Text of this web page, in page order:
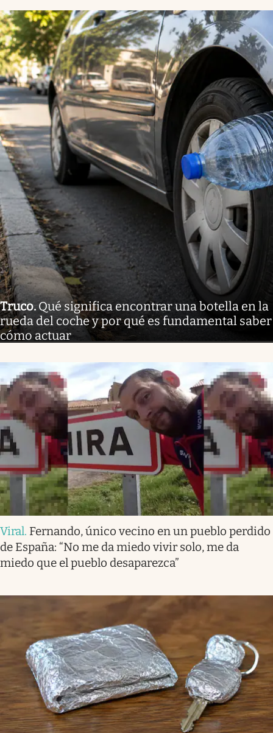
Truco.Qué significa encontrar una botella en la
rueda del coche y por qué es fundamental saber
cómo actuar
Viral. Fernando, único vecino en un pueblo perdido
de España: “No me da miedo vivir solo, me da
miedo que el pueblo desaparezca”